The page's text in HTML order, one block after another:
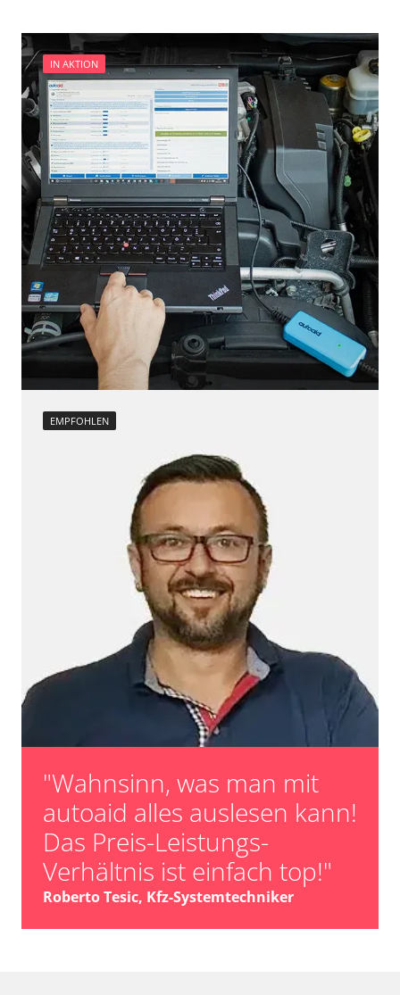
IN AKTION
EMPFOHLEN
"Wahnsinn, was man mit
autoaid alles auslesen kann!
Das Preis-Leistungs-
Verhältnis ist einfach top!"
Roberto Tesic, Kfz-Systemtechniker